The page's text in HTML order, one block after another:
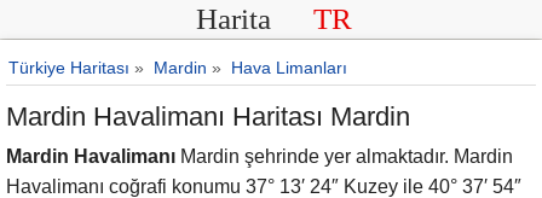
Harita TR
Türkiye Haritası » Mardin » Hava Limanları
Mardin Havalimanı Haritası Mardin
Mardin Havalimanı Mardin şehrinde yer almaktadır. Mardin
Havalimanı coğrafi konumu 37° 13′ 24″ Kuzey ile 40° 37′ 54″